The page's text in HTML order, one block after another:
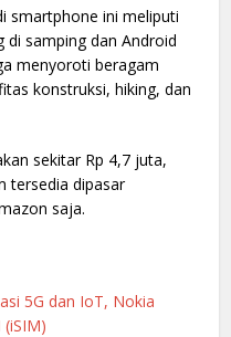
smartphone ini meliputi
di samping dan Android
menyoroti beragam
konstruksi, hiking, dan
sekitar Rp 4,7 juta,
tersedia dipasar
saja.
5G dan IoT, Nokia